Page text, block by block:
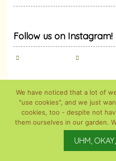
Follow us on Instagram!
We have noticed that a lot of
"use cookies", and we just
cookies, too - despite not
them ourselves in our garden.
UHM,